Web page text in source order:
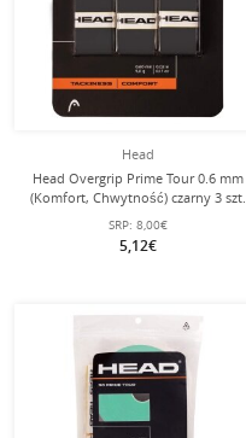
Head
Head Overgrip Prime Tour 0.6 mm
(Komfort, Chwytność) czarny 3 szt.
SRP: 8,00€
5,12€